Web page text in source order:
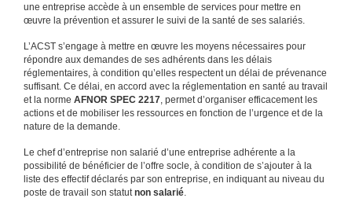
une entreprise accède à un ensemble de services pour mettre en
œuvre la prévention et assurer le suivi de la santé de ses salariés.
L’ACST s’engage à mettre en œuvre les moyens nécessaires pour
répondre aux demandes de ses adhérents dans les délais
réglementaires, à condition qu’elles respectent un délai de prévenance
suffisant. Ce délai, en accord avec la réglementation en santé au travail
et la norme AFNOR SPEC 2217 , permet d’organiser efficacement les
actions et de mobiliser les ressources en fonction de l’urgence et de la
nature de la demande.
Le chef d’entreprise non salarié d’une entreprise adhérente a la
possibilité de bénéficier de l’offre socle, à condition de s’ajouter à la
liste des effectif déclarés par son entreprise, en indiquant au niveau du
poste de travail son statut non salarié